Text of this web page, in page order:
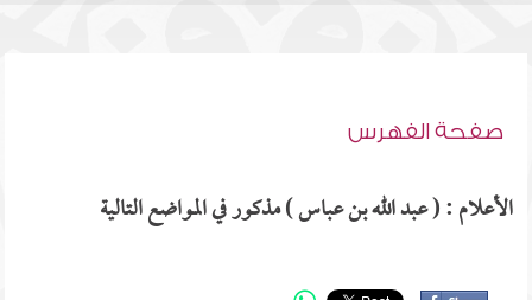
صفحة الفهرس
الأعلام : ( عبد الله بن عباس ) مذكور في المواضع التالية